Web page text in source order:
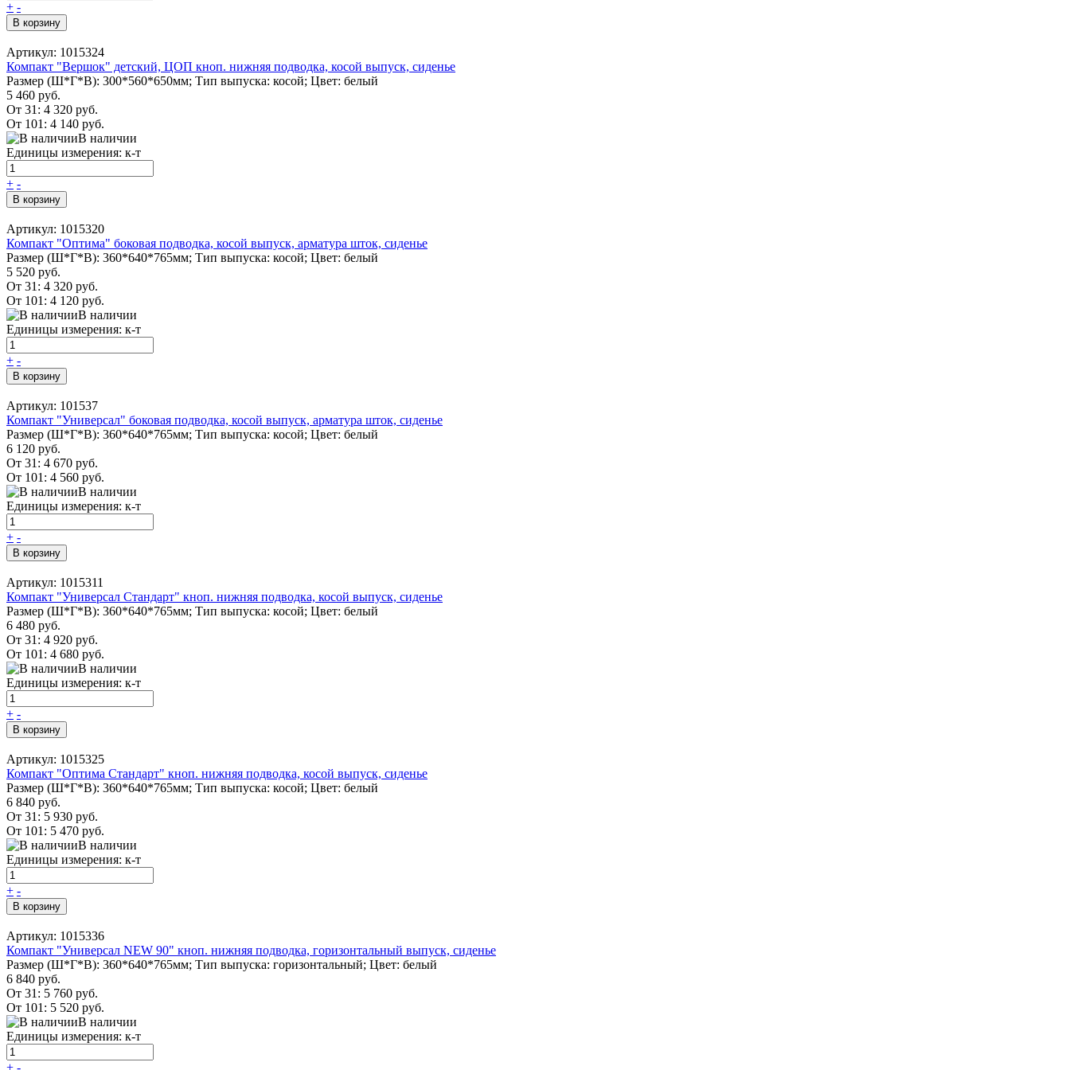
+ -
В корзину
Артикул: 1015324
Компакт "Вершок" детский, ЦОП кноп. нижняя подводка, косой выпуск, сиденье
Размер (Ш*Г*В): 300*560*650мм; Тип выпуска: косой; Цвет: белый
5 460 руб.
От 31: 4 320 руб.
От 101: 4 140 руб.
В наличии
Единицы измерения: к-т
+ -
В корзину
Артикул: 1015320
Компакт "Оптима" боковая подводка, косой выпуск, арматура шток, сиденье
Размер (Ш*Г*В): 360*640*765мм; Тип выпуска: косой; Цвет: белый
5 520 руб.
От 31: 4 320 руб.
От 101: 4 120 руб.
В наличии
Единицы измерения: к-т
+ -
В корзину
Артикул: 101537
Компакт "Универсал" боковая подводка, косой выпуск, арматура шток, сиденье
Размер (Ш*Г*В): 360*640*765мм; Тип выпуска: косой; Цвет: белый
6 120 руб.
От 31: 4 670 руб.
От 101: 4 560 руб.
В наличии
Единицы измерения: к-т
+ -
В корзину
Артикул: 1015311
Компакт "Универсал Стандарт" кноп. нижняя подводка, косой выпуск, сиденье
Размер (Ш*Г*В): 360*640*765мм; Тип выпуска: косой; Цвет: белый
6 480 руб.
От 31: 4 920 руб.
От 101: 4 680 руб.
В наличии
Единицы измерения: к-т
+ -
В корзину
Артикул: 1015325
Компакт "Оптима Стандарт" кноп. нижняя подводка, косой выпуск, сиденье
Размер (Ш*Г*В): 360*640*765мм; Тип выпуска: косой; Цвет: белый
6 840 руб.
От 31: 5 930 руб.
От 101: 5 470 руб.
В наличии
Единицы измерения: к-т
+ -
В корзину
Артикул: 1015336
Компакт "Универсал NEW 90" кноп. нижняя подводка, горизонтальный выпуск, сиденье
Размер (Ш*Г*В): 360*640*765мм; Тип выпуска: горизонтальный; Цвет: белый
6 840 руб.
От 31: 5 760 руб.
От 101: 5 520 руб.
В наличии
Единицы измерения: к-т
+ -